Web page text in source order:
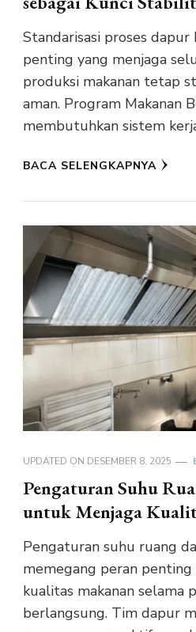
Standarisasi proses dapur
penting yang menjaga
produksi makanan tetap
aman. Program Makanan
membutuhkan sistem
BACA SELENGKAPNYA
UPDATED ON DESEMBER 8, 2025
Pengaturan Suhu
untuk Menjaga
Pengaturan suhu ruang
memegang peran
kualitas makanan selama
berlangsung. Tim dapur